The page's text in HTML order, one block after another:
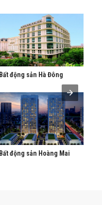
Bất động sản Hà Đông
Bất động sản Hoàng Mai